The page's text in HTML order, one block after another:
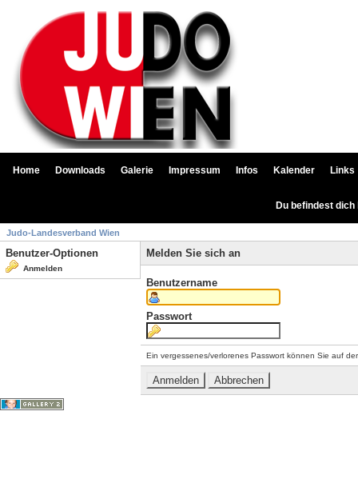
Home Downloads Galerie Impressum Infos Kalender Links
Du befindest
Judo-Landesverband Wien
Benutzer-Optionen
Anmelden
Melden Sie sich an
Benutzername
Passwort
Ein vergessenes/verlorenes Passwort können Sie auf